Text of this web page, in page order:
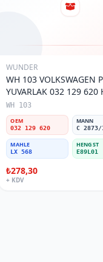
WUNDER
WH 103 VOLKSWAGEN
YUVARLAK 032 129 620
Filtresi
WH 103
OEM
032 129 620
MANN
C 2873/
MAHLE
LX 568
HENGST
E89L01
₺278,30
+ KDV